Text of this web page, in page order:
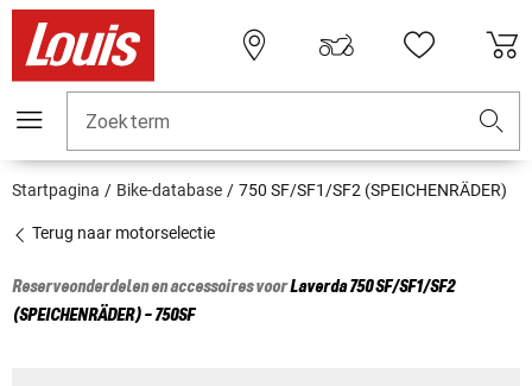
Zoekterm
Startpagina Bike-database 750 SF/SF1/SF2 (SPEICHENRÄDER)
Terug naar motorselectie
Reserveonderdelen en accessoires voorLaverda750 SF/SF1/SF2
(SPEICHENRÄDER) - 750SF